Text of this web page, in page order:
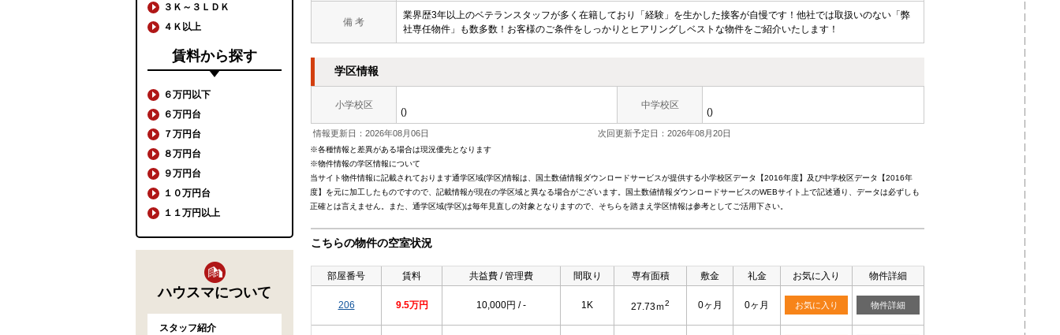
備 考
業界歴3年以上のベテランスタッフが多く在籍しており「経験」を生かした接客が自慢です！他社では取扱いのない「弊
社専任物件」も数多数！お客様のご条件をしっかりとヒアリングしベストな物件をご紹介いたします！
学区情報
小学校区
()
中学校区
()
情報更新日：2026年08月06日 次回更新予定日：2026年08月20日
※各種情報と差異がある場合は現況優先となります
※物件情報の学区情報について
当サイト物件情報に記載されております通学区域(学区)情報は、国土数値情報ダウンロードサービスが提供する小学校区データ【2016年度】及び中学校区データ【2016年
度】を元に加工したものですので、記載情報が現在の学区域と異なる場合がございます。国土数値情報ダウンロードサービスのWEBサイト上で記述通り、データは必ずしも
正確とは言えません。また、通学区域(学区)は毎年見直しの対象となりますので、そちらを踏まえ学区情報は参考としてご活用下さい。
こちらの物件の空室状況
部屋番号 賃料 共益費 / 管理費 間取り 専有面積 敷金 礼金 お気に入り 物件詳細
206 9.5万円 10,000円 / - 1K 27.73ｍ2 0ヶ月 0ヶ月 お気に入り 物件詳細
３Ｋ～３ＬＤＫ
４Ｋ以上
賃料から探す
６万円以下
６万円台
７万円台
８万円台
９万円台
１０万円台
１１万円以上
ハウスマについて
スタッフ紹介